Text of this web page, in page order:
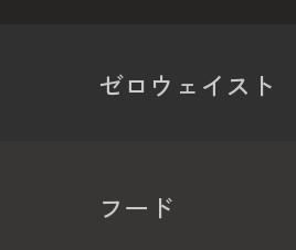
ゼロウェイスト
フード